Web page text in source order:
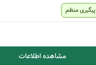
پیگیری منظم
مشاهده اطلاعات